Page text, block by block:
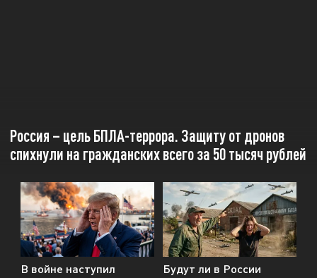
Россия – цель БПЛА-террора. Защиту от дронов
спихнули на гражданских всего за 50 тысяч рублей
В войне наступил
Будут ли в России